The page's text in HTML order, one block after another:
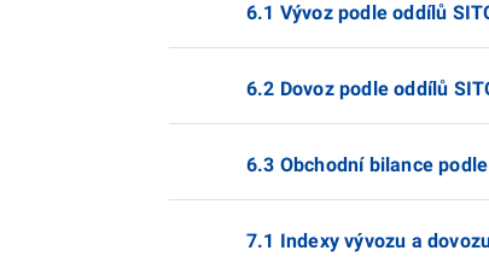
6.1 Vývoz podle oddílů
6.2 Dovoz podle oddílů
6.3 Obchodní bilance
7.1 Indexy vývozu a